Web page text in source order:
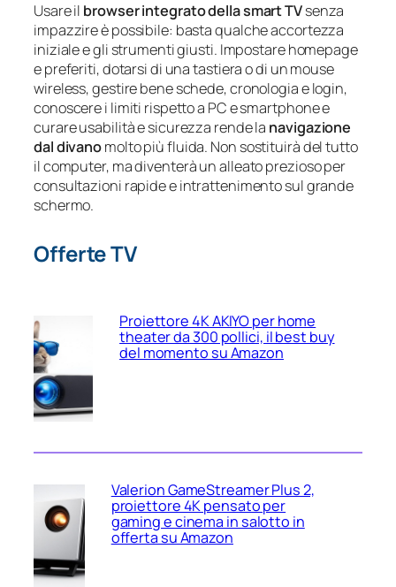
Usare il browser integrato della smart TVsenza
impazzire è possibile: basta qualche accortezza
iniziale e gli strumenti giusti. Impostare homepage
e preferiti, dotarsi di una tastiera o di un mouse
wireless, gestire bene schede, cronologia e login,
conoscere i limiti rispetto a PC e smartphone e
curare usabilità e sicurezza rende la navigazione
dal divanomolto più fluida. Non sostituirà del tutto
il computer, ma diventerà un alleato prezioso per
consultazioni rapide e intrattenimento sul grande
schermo.
Offerte TV
Proiettore 4K AKIYO per home
theater da 300 pollici, il best buy
del momento su Amazon
Valerion GameStreamer Plus 2,
proiettore 4K pensato per
gaming e cinema in salotto in
offerta su Amazon